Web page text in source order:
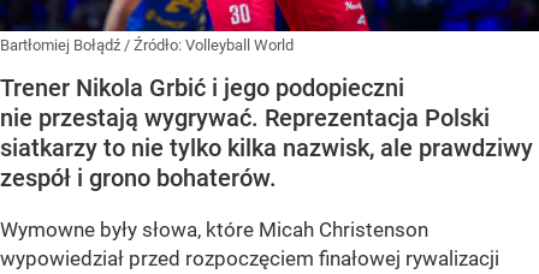
Bartłomiej Bołądź / Źródło: Volleyball World
Trener Nikola Grbić i jego podopieczni
nie przestają wygrywać. Reprezentacja Polski
siatkarzy to nie tylko kilka nazwisk, ale prawdziwy
zespół i grono bohaterów.
Wymowne były słowa, które Micah Christenson
wypowiedział przed rozpoczęciem finałowej rywalizacji